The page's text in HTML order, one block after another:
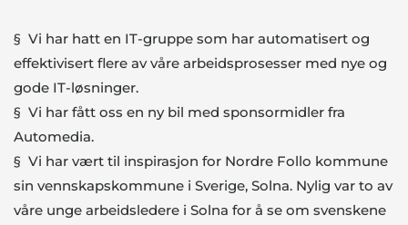
§ Vi har hatt en IT-gruppe som har automatisert og
effektivisert flere av våre arbeidsprosesser med nye og
gode IT-løsninger.
§ Vi har fått oss en ny bil med sponsormidler fra
Automedia.
§ Vi har vært til inspirasjon for Nordre Follo kommune
sin vennskapskommune i Sverige, Solna. Nylig var to av
våre unge arbeidsledere i Solna for å se om svenskene